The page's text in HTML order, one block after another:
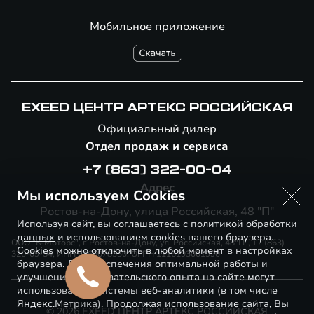
Мобильное приложение
EXEED ЦЕНТР АРТЕКС РОССИЙСКАЯ
Официальный дилер
Отдел продаж и сервиса
+7 (863) 322-00-04
Адрес
Ростов-на-Дону, улица Российская, 48 "П"
ООО "К-Моторс", г. Ростов-на-Дону, ул. Российская, 48"П", +7 (863)
320-09-54, ИНН 6166078330, ОГРН 1116193001990
Мы используем Cookies
Используя сайт, вы соглашаетесь с политикой обработки
данных и использованием cookies вашего браузера.
Cookies можно отключить в любой момент в настройках
браузера. Для обеспечения оптимальной работы и
улучшения пользовательского опыта на сайте могут
использоваться системы веб-аналитики (в том числе
Яндекс.Метрика). Продолжая использование сайта, Вы